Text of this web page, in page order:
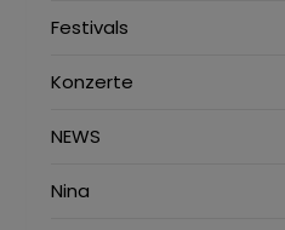
Festivals
Konzerte
NEWS
Nina